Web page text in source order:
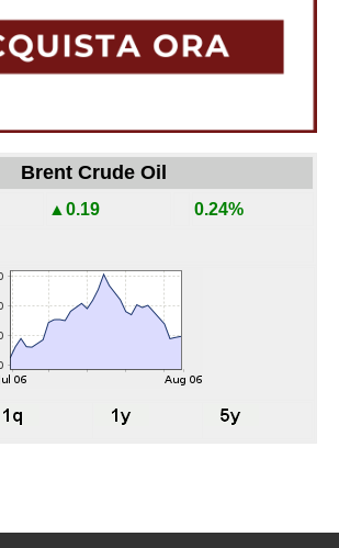
Brent Crude Oil
▲0.19 0.24%